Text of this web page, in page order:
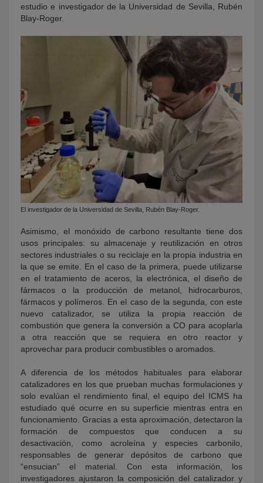
estudio e investigador de la Universidad de Sevilla, Rubén
Blay-Roger.
El investigador de la Universidad de Sevilla, Rubén Blay-Roger.
Asimismo, el monóxido de carbono resultante tiene dos
usos principales: su almacenaje y reutilización en otros
sectores industriales o su reciclaje en la propia industria en
la que se emite. En el caso de la primera, puede utilizarse
en el tratamiento de aceros, la electrónica, el diseño de
fármacos o la producción de metanol, hidrocarburos,
fármacos y polímeros. En el caso de la segunda, con este
nuevo catalizador, se utiliza la propia reacción de
combustión que genera la conversión a CO para acoplarla
a otra reacción que se requiera en otro reactor y
aprovechar para producir combustibles o aromados.
A diferencia de los métodos habituales para elaborar
catalizadores en los que prueban muchas formulaciones y
solo evalúan el rendimiento final, el equipo del ICMS ha
estudiado qué ocurre en su superficie mientras entra en
funcionamiento. Gracias a esta aproximación, detectaron la
formación de compuestos que conducen a su
desactivación, como acroleína y especies carbonilo,
responsables de generar depósitos de carbono que
“ensucian” el material. Con esta información, los
investigadores ajustaron la composición del catalizador y